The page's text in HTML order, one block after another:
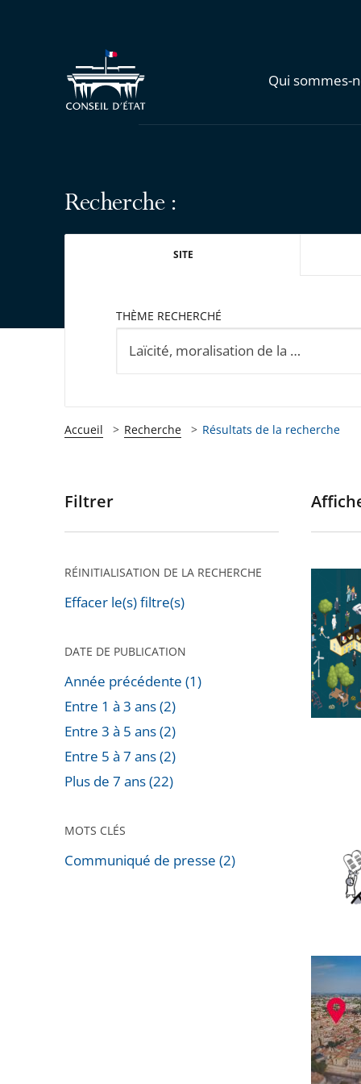
Qui sommes-
Recherche :
SITE
THÈME RECHERCHÉ
Accueil Recherche Résultats de la recherche
Passer
pour
après
Filtrer
RÉINITIALISATION DE LA RECHERCHE
Effacer le(s) filtre(s)
DATE DE PUBLICATION
Année précédente (1)
Entre 1 à 3 ans (2)
Entre 3 à 5 ans (2)
Entre 5 à 7 ans (2)
Plus de 7 ans (22)
MOTS CLÉS
Communiqué de presse (2)
2025
«
Inscrire
l’action
Conseil
20
du
premier
au
dernier